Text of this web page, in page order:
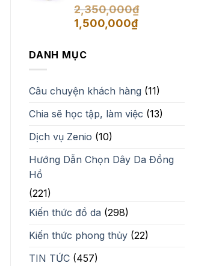
2,350,000₫
Giá
2,350,000₫.
1,500,000₫Giá
DANH MỤC
Câu chuyện khách hàng (11)
Chia sẽ học tập, làm việc (13)
Dịch vụ Zenio (10)
Hướng Dẫn Chọn Dây Da Đồng
Hồ
(221)
Kiến thức đồ da (298)
Kiến thức phong thủy (22)
TIN TỨC (457)